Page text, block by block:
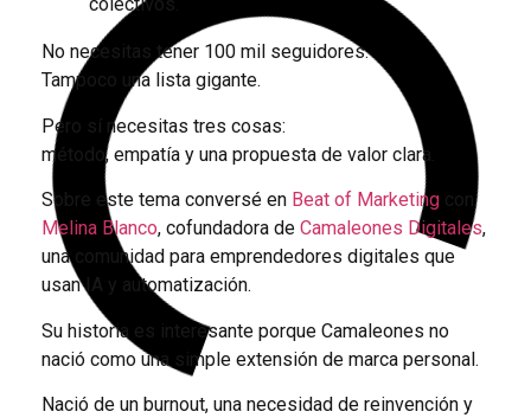
colectivos.
No necesitas tener 100 mil seguidores.
Tampoco una lista gigante.
Pero sí necesitas tres cosas:
método, empatía y una propuesta de valor clara.
Sobre este tema conversé en Beat of Marketing con
Melina Blanco, cofundadora de Camaleones Digitales,
una comunidad para emprendedores digitales que
usan IA y automatización.
Su historia es interesante porque Camaleones no
nació como una simple extensión de marca personal.
Nació de un burnout, una necesidad de reinvención y